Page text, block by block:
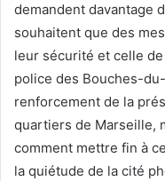
demandent davantage
souhaitent que des
leur sécurité et celle
police des Bouches-
renforcement de la
quartiers de Marseille,
comment mettre fin à
la quiétude de la cité